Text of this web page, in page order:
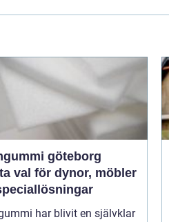
göteborg
val för dynor, möbler
har blivit en självklar